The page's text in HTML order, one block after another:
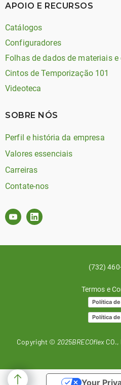
APOIO E RECURSOS
Catálogos
Configuradores
Folhas de dados de materiais e
Cintos de Temporização 101
Videoteca
SOBRE NÓS
Perfil e história da empresa
Valores essenciais
Carreiras
Contate-nos
(732)
Termos e
Política
Política
Copyright © 2025BRECOflexCO.,
Your